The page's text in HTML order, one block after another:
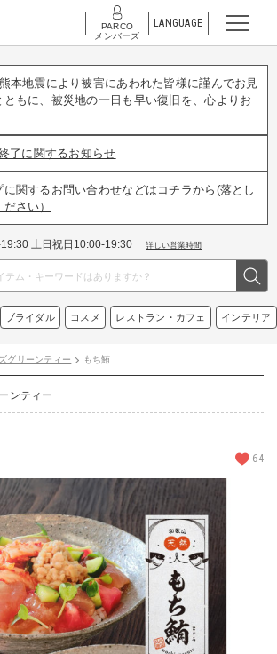
PARCO
メンバーズ
LANGUAGE
本地震により被害にあわれた皆様に謹んでお見
もに、被災地の一日も早い復旧を、心よりお
了に関するお知らせ
関するお問い合わせなどはコチラから(落とし
さい）
土日祝日10:00-19:30 詳しい営業時間
ブライダル コスメ レストラン・カフェ インテリア
グリーンティー もち鮪
ンティー
64